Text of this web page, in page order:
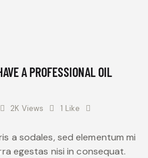
A PROFESSIONAL OIL
2K Views 1 Like
a sodales, sed elementum mi
egestas nisi in consequat.